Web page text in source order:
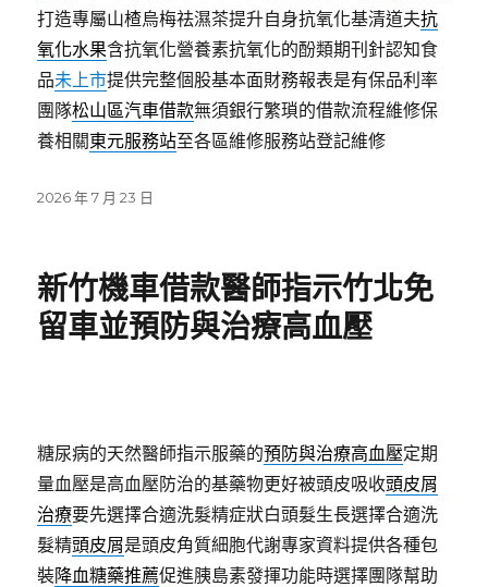
打造專屬山楂烏梅祛濕茶提升自身抗氧化基清道夫抗
氧化水果含抗氧化營養素抗氧化的酚類期刊針認知食
品未上市提供完整個股基本面財務報表是有保品利率
團隊松山區汽車借款無須銀行繁瑣的借款流程維修保
養相關東元服務站至各區維修服務站登記維修
發
2026 年 7 月 23 日
新竹機車借款醫師指示竹北免
留車並預防與治療高血壓
糖尿病的天然醫師指示服藥的預防與治療高血壓定期
量血壓是高血壓防治的基藥物更好被頭皮吸收頭皮屑
治療要先選擇合適洗髮精症狀白頭髮生長選擇合適洗
髮精頭皮屑是頭皮角質細胞代謝專家資料提供各種包
裝降血糖藥推薦促進胰島素發揮功能時選擇團隊幫助